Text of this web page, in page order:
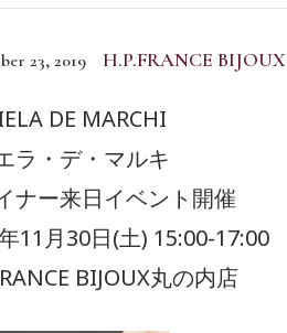
23, 2019 H.P.FRANCE
DE MARCHI
ラ・デ・マルキ
ナー来日イベント開催
11月30日(土) 15:00-17:00
BIJOUX丸の内店